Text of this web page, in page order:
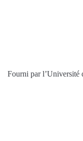
Fourni par l’Université